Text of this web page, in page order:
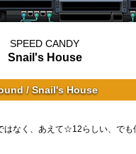
SPEED CANDY
Snail's House
/ Snail's House
なく、あえて☆12らしい、でも